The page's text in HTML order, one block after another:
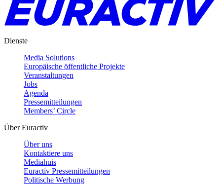
Dienste
Media Solutions
Europäische öffentliche Projekte
Veranstaltungen
Jobs
Agenda
Pressemitteilungen
Members’ Circle
Über Euractiv
Über uns
Kontaktiere uns
Mediahuis
Euractiv Pressemitteilungen
Politische Werbung